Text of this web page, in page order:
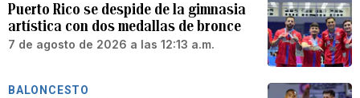
Puerto Rico se despide de la gimnasia
artística con dos medallas de bronce
7 de agosto de 2026 a las 12:13 a.m.
BALONCESTO